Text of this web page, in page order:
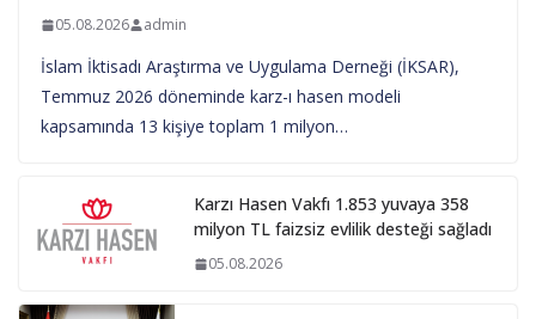
05.08.2026 admin
İslam İktisadı Araştırma ve Uygulama Derneği (İKSAR),
Temmuz 2026 döneminde karz-ı hasen modeli
kapsamında 13 kişiye toplam 1 milyon…
Karzı Hasen Vakfı 1.853 yuvaya 358
milyon TL faizsiz evlilik desteği sağladı
05.08.2026